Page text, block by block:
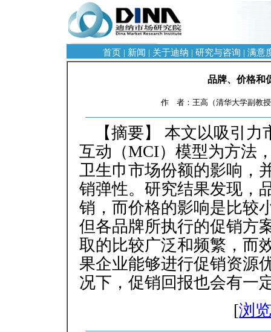
首页 | 新闻 | 关于迪纳 | 研究与咨询 | 满意
品牌、价格和
作 者：王高（清华大学副
【摘要】 本文以吸引
互动（MCI）模型为方法
卫生巾市场份额的影响，
销弹性。研究结果发现，
销，而价格的影响是比较
但各品牌所执行的促销方
取的比较广泛和频繁，而
果企业能够进行促销资源
况下，促销回报也会有一
[浏